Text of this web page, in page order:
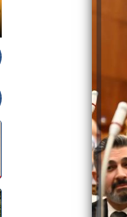
لضبط المنشآت الطبية المخالفة